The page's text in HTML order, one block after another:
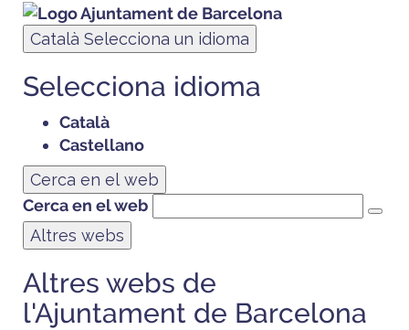
Català Selecciona un idioma
Selecciona idioma
Català
Castellano
Cerca en el web
Cerca en el web
Altres webs
Altres webs de
l'Ajuntament de Barcelona